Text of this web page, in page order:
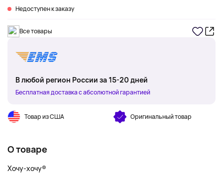
Недоступен к заказу
Все товары
В любой регион России за 15-20 дней
Бесплатная доставка с абсолютной гарантией
Товар из США Оригинальный товар
О товаре
Хочу-хочу®